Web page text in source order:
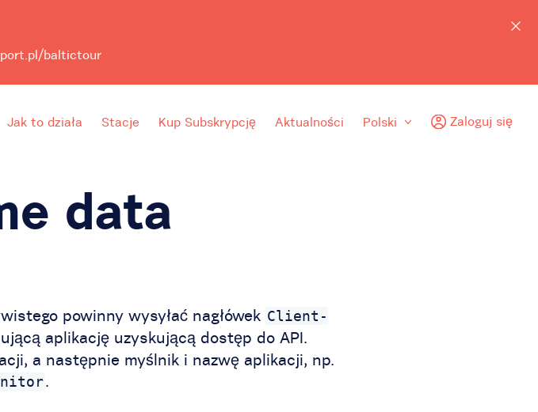
baltictour
Jak to działa Stacje Kup Subskrypcję Aktualności Polski Zaloguj się
data
powinny wysyłać nagłówek Client-
aplikację uzyskującą dostęp do API.
a następnie myślnik i nazwę aplikacji, np.
.